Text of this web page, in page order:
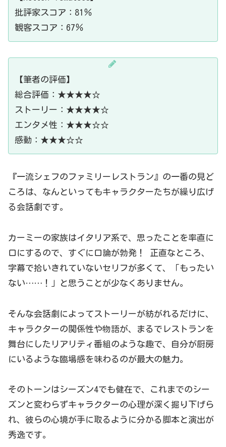
批評家スコア：81％
観客スコア：67％
【筆者の評価】
総合評価：★★★★☆
ストーリー：★★★★☆
エンタメ性：★★★☆☆
感動：★★★☆☆
『一流シェフのファミリーレストラン』の一番の見ど
ころは、なんといってもキャラクターたちが繰り広げ
る会話劇です。
カーミーの家族はイタリア系で、思ったことを率直に
口にするので、すぐに口論が勃発！ 正直なところ、
字幕で拾いきれていないセリフが多くて、「もったい
ない……！」と思うことが少なくありません。
そんな会話劇によってストーリーが紡がれるだけに、
キャラクターの関係性や物語が、まるでレストランを
舞台にしたリアリティ番組のような趣で、自分が厨房
にいるような臨場感を味わるのが最大の魅力。
そのトーンはシーズン4でも健在で、これまでのシー
ズンと変わらずキャラクターの心理が深く掘り下げら
れ、彼らの心境が手に取るように分かる脚本と演出が
秀逸です。